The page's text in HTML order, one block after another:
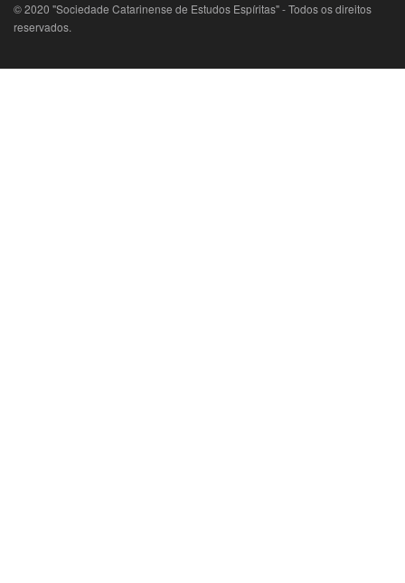
© 2020 "Sociedade Catarinense de Estudos Espíritas" - Todos os direitos
reservados.